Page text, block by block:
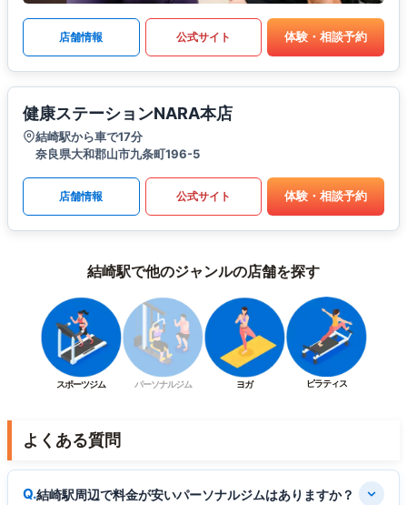
店舗情報 公式サイト 体験・相談予約
健康ステーションNARA本店
結崎駅から車で17分
奈良県大和郡山市九条町196-5
店舗情報 公式サイト 体験・相談予約
結崎駅で他のジャンルの店舗を探す
スポーツジム パーソナルジム ヨガ ピラティス
よくある質問
結崎駅周辺で料金が安いパーソナルジムはありますか？